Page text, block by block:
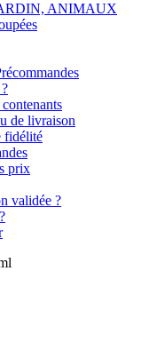
ANIMAUX
de livraison
fidélité
prix
validée ?